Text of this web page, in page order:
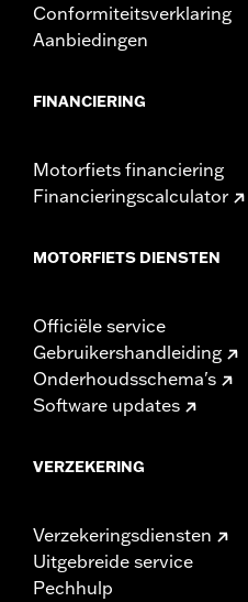
Conformiteitsverklaring
Aanbiedingen
FINANCIERING
Motorfiets financiering
Financieringscalculator
MOTORFIETS DIENSTEN
Officiële service
Gebruikershandleiding
Onderhoudsschema's
Software updates
VERZEKERING
Verzekeringsdiensten
Uitgebreide service
Pechhulp